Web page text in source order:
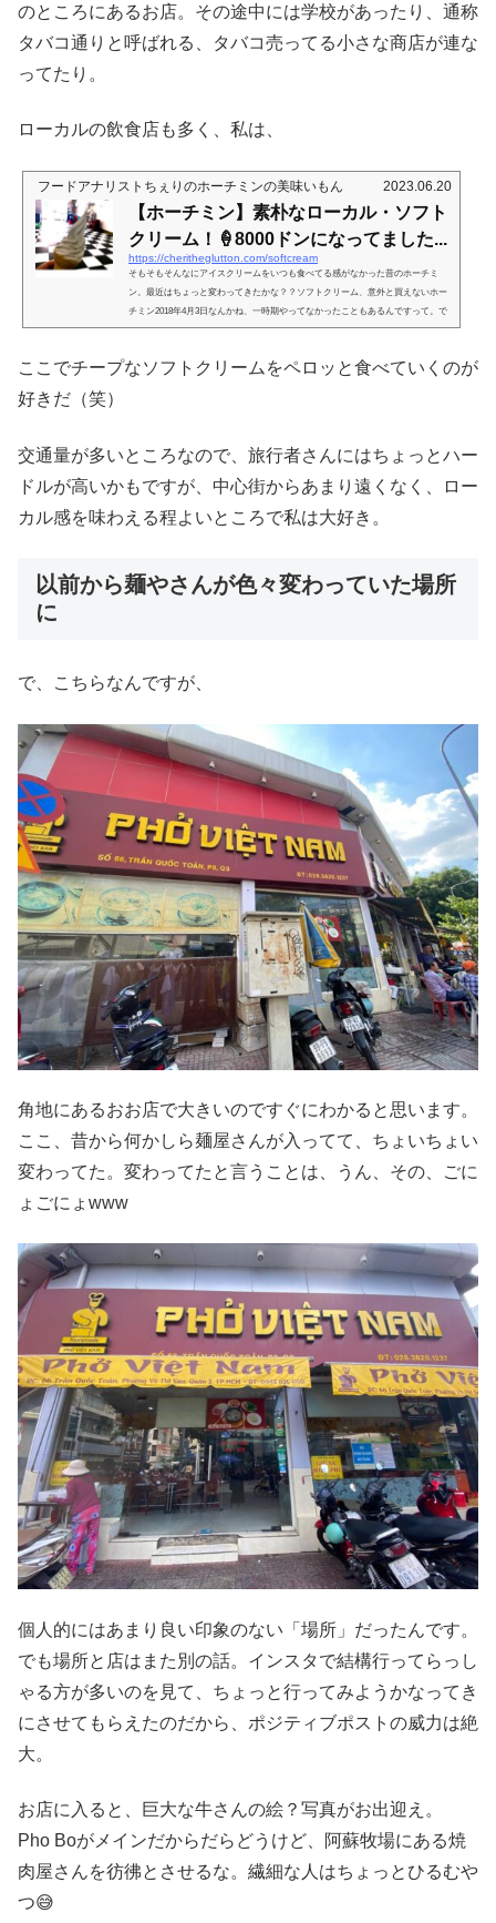
場の方向に歩いて行くと...
のところにあるお店。その途中には学校があったり、通称
タバコ通りと呼ばれる、タバコ売ってる小さな商店が連な
ってたり。
ローカルの飲食店も多く、私は、
フードアナリストちぇりのホーチミンの美味いもん 2023.06.20
【ホーチミン】素朴なローカル・ソフト
クリーム！🍦8000ドンになってました...
https://cheritheglutton.com/softcream
そもそもそんなにアイスクリームをいつも食べてる感がなかった昔のホーチミ
ン。最近はちょっと変わってきたかな？？ソフトクリーム、意外と買えないホー
チミン2018年4月3日なんかね、一時期やってなかったこともあるんですって。で
も私が行った時は復活してた。なのでこの記事を書いた後もやってたりやってな
あるけど、それがこの店のためのものかどうかもわからんくらいにボロボロにな
ここでチープなソフトクリームをペロッと食べていくのが
好きだ（笑）
交通量が多いところなので、旅行者さんにはちょっとハー
ドルが高いかもですが、中心街からあまり遠くなく、ロー
カル感を味わえる程よいところで私は大好き。
以前から麺やさんが色々変わっていた場所
に
で、こちらなんですが、
角地にあるおお店で大きいのですぐにわかると思います。
ここ、昔から何かしら麺屋さんが入ってて、ちょいちょい
変わってた。変わってたと言うことは、うん、その、ごに
ょごにょwww
個人的にはあまり良い印象のない「場所」だったんです。
でも場所と店はまた別の話。インスタで結構行ってらっし
ゃる方が多いのを見て、ちょっと行ってみようかなってき
にさせてもらえたのだから、ポジティブポストの威力は絶
大。
お店に入ると、巨大な牛さんの絵？写真がお出迎え。
Pho Boがメインだからだらどうけど、阿蘇牧場にある焼
肉屋さんを彷彿とさせるな。繊細な人はちょっとひるむや
つ😅